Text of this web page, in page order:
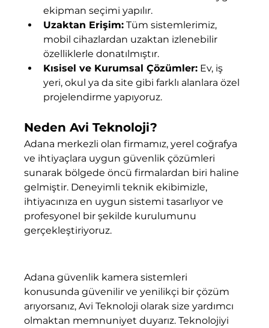
ekipman seçimi yapılır.
Uzaktan Erişim: Tüm sistemlerimiz,
mobil cihazlardan uzaktan izlenebilir
özelliklerle donatılmıştır.
Kısisel ve Kurumsal Çözümler: Ev, iş
yeri, okul ya da site gibi farklı alanlara özel
projelendirme yapıyoruz.
Neden Avi Teknoloji?
Adana merkezli olan firmamız, yerel coğrafya
ve ihtiyaçlara uygun güvenlik çözümleri
sunarak bölgede öncü firmalardan biri haline
gelmiştir. Deneyimli teknik ekibimizle,
ihtiyacınıza en uygun sistemi tasarlıyor ve
profesyonel bir şekilde kurulumunu
gerçekleştiriyoruz.
Adana güvenlik kamera sistemleri
konusunda güvenilir ve yenilikçi bir çözüm
arıyorsanız, Avi Teknoloji olarak size yardımcı
olmaktan memnuniyet duyarız. Teknolojiyi